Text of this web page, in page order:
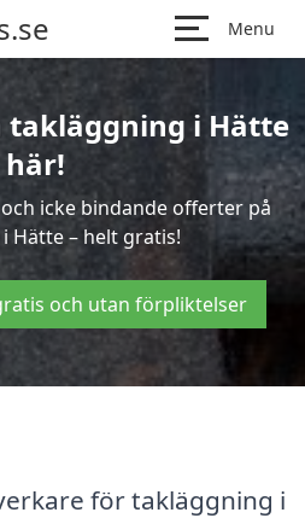
Menu
takläggning i Hätte
här!
icke bindande offerter på
Hätte – helt gratis!
och utan förpliktelser
för takläggning i